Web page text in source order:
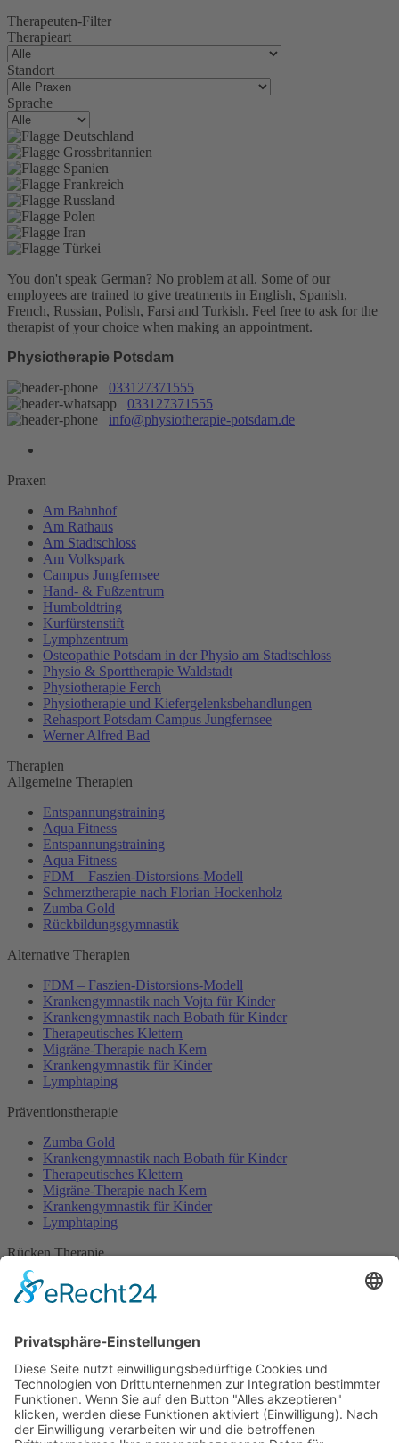
Therapeuten-Filter
Therapieart
Standort
Sprache
You don't speak German? No problem at all. Some of our
employees are trained to give treatments in English, Spanish,
French, Russian, Polish, Farsi and Turkish. Feel free to ask for the
therapist of your choice when making an appointment.
Physiotherapie Potsdam
033127371555
033127371555
info@physiotherapie-potsdam.de
Praxen
Am Bahnhof
Am Rathaus
Am Stadtschloss
Am Volkspark
Campus Jungfernsee
Hand- & Fußzentrum
Humboldtring
Kurfürstenstift
Lymphzentrum
Osteopathie Potsdam in der Physio am Stadtschloss
Physio & Sporttherapie Waldstadt
Physiotherapie Ferch
Physiotherapie und Kiefergelenksbehandlungen
Rehasport Potsdam Campus Jungfernsee
Werner Alfred Bad
Therapien
Allgemeine Therapien
Entspannungstraining
Aqua Fitness
Entspannungstraining
Aqua Fitness
FDM – Faszien-Distorsions-Modell
Schmerztherapie nach Florian Hockenholz
Zumba Gold
Rückbildungsgymnastik
Alternative Therapien
FDM – Faszien-Distorsions-Modell
Krankengymnastik nach Vojta für Kinder
Krankengymnastik nach Bobath für Kinder
Therapeutisches Klettern
Migräne-Therapie nach Kern
Krankengymnastik für Kinder
Lymphtaping
Präventionstherapie
Zumba Gold
Krankengymnastik nach Bobath für Kinder
Therapeutisches Klettern
Migräne-Therapie nach Kern
Krankengymnastik für Kinder
Lymphtaping
Rücken Therapie
Therapeutisches Klettern
Entspannungstraining
Zumba Gold
Rückbildungsgymnastik
Kinder Therapie
Krankengymnastik nach Vojta für Kinder
Krankengymnastik nach Bobath für Kinder